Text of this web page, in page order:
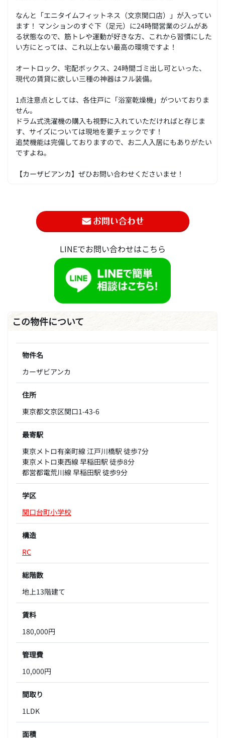
なんと「エニタイムフィットネス（文京関口店）」が入ってい
ます！ マンションのすぐ下（足元）に24時間営業のジムがあ
る状態なので、筋トレや運動が好きな方、これから習慣にした
い方にとっては、これ以上ない最高の環境ですよ！
オートロック、宅配ボックス、24時間ゴミ出し可といった、
現代の賃貸に欲しい三種の神器はフル装備。
1点注意点としては、各住戸に「浴室乾燥機」がついておりま
せん。
ドラム式洗濯機の購入も視野に入れていただければと存じま
す、サイズについては現地を要チェックです！
追焚機能は完備しておりますので、お二人入居にもありがたい
ですよね。
【カーザビアンカ】ぜひお問い合わせくださいませ！
LINEでお問い合わせはこちら
この物件について
物件名
カーザビアンカ
住所
東京都文京区関口1-43-6
最寄駅
東京メトロ有楽町線 江戸川橋駅 徒歩7分
東京メトロ東西線 早稲田駅 徒歩8分
都営都電荒川線 早稲田駅 徒歩9分
学区
関口台町小学校
構造
RC
総階数
地上13階建て
賃料
180,000円
管理費
10,000円
間取り
1LDK
面積